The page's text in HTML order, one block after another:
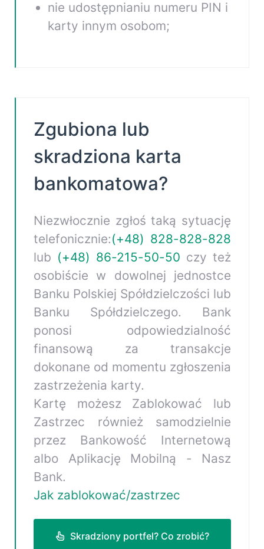
uzyskanie informacji o kredytach;
składanie zleceń okresowych;
operacji;
eksport i wydruk wyciągów;
przeglądanie i obsługę kart;
otrzymanie i opłacanie w
formie elektronicznej
rachunków i faktur od wielu
Usługodawców;
zarządzanie limitami
transakcji;
możliwość złożenia wniosków
o świadczenieRodzina 800+
świadczenieDobry Start
(300+);
koszyk przelewów –
możliwość zapisania przelewu
do późniejszego
zatwierdzenia, przegląd
przygotowanych przelewów;
powiązanego z rachunkiem np.
dokumentami
nie udostępnianiu numeru PIN i
karty innym osobom;
Zgubiona lub
skradziona karta
bankomatowa?
Niezwłocznie zgłoś taką sytuację
telefonicznie:(+48) 828-828-828
lub (+48) 86-215-50-50 czy też
osobiście w dowolnej jednostce
Banku Polskiej Spółdzielczości lub
Banku Spółdzielczego. Bank
ponosi odpowiedzialność
finansową za transakcje
dokonane od momentu zgłoszenia
zastrzeżenia karty.
Kartę możesz Zablokować lub
Zastrzec również samodzielnie
przez Bankowość Internetową
albo Aplikację Mobilną - Nasz
Bank.
Jak zablokować/zastrzec
Skradziony portfel? Co zrobić?